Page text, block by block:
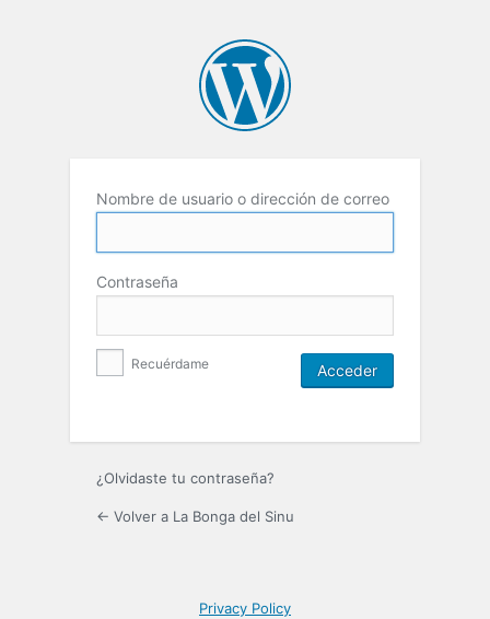
Nombre de usuario o dirección de correo
Contraseña
Recuérdame
¿Olvidaste tu contraseña?
← Volver a La Bonga del Sinu
Privacy Policy